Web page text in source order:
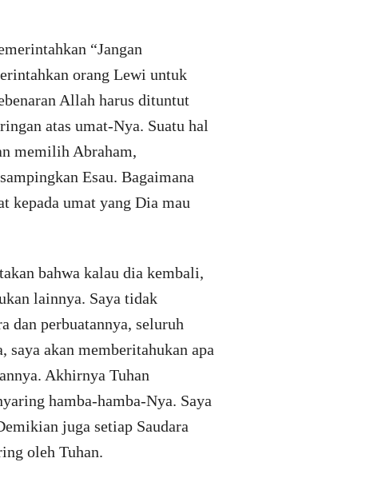
“Jangan
orang Lewi untuk
Allah harus dituntut
atas umat-Nya. Suatu hal
memilih Abraham,
Esau. Bagaimana
kepada umat yang Dia mau
bahwa kalau dia kembali,
lainnya. Saya tidak
dan perbuatannya, seluruh
saya akan memberitahukan apa
Akhirnya Tuhan
hamba-hamba-Nya. Saya
juga setiap Saudara
oleh Tuhan.